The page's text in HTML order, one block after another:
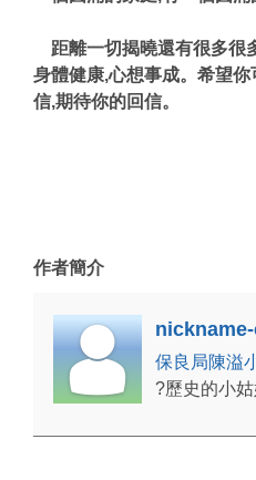
距離一切揭曉還有很多很
身體健康,心想事成。希望
信,期待你的回信。
自己(
苡
12/8/
作者簡介
保良局陳溢
?歷史的小姑